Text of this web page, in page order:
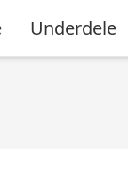
Underdele